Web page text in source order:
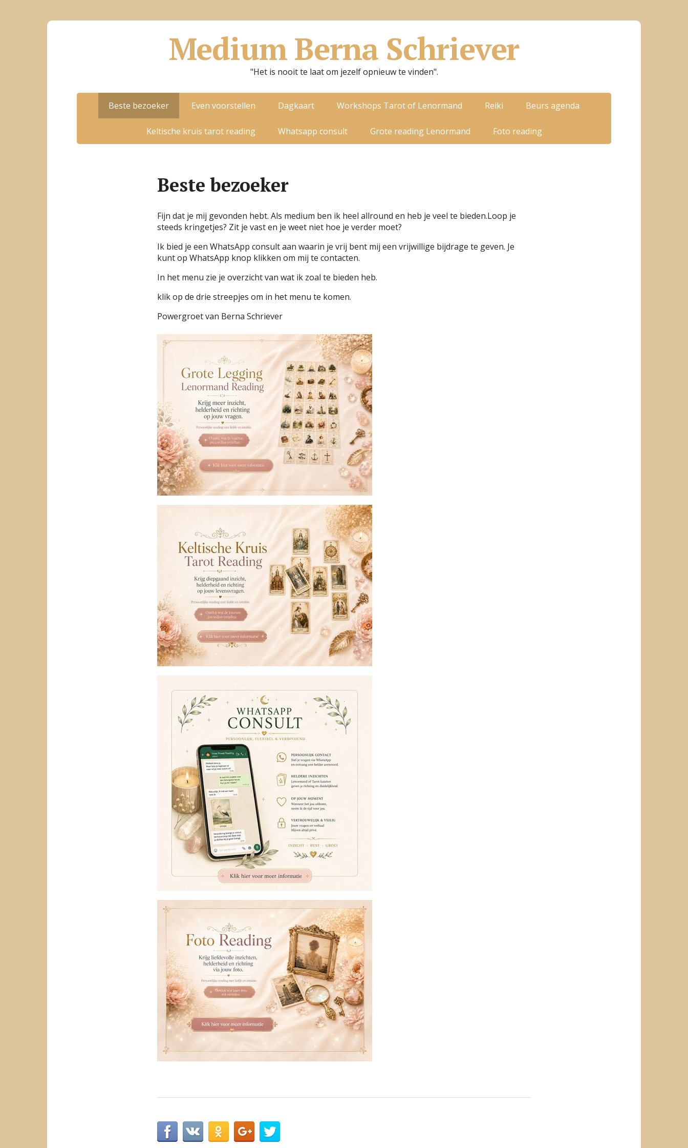
Medium Berna Schriever
"Het is nooit te laat om jezelf opnieuw te vinden".
Beste bezoeker Even voorstellen Dagkaart Workshops Tarot of Lenormand Reiki Beurs agenda
Keltische kruis tarot reading Whatsapp consult Grote reading Lenormand Foto reading
Beste bezoeker
Fijn dat je mij gevonden hebt. Als medium ben ik heel allround en heb je veel te bieden.Loop je
steeds kringetjes? Zit je vast en je weet niet hoe je verder moet?
Ik bied je een WhatsApp consult aan waarin je vrij bent mij een vrijwillige bijdrage te geven. Je
kunt op WhatsApp knop klikken om mij te contacten.
In het menu zie je overzicht van wat ik zoal te bieden heb.
klik op de drie streepjes om in het menu te komen.
Powergroet van Berna Schriever